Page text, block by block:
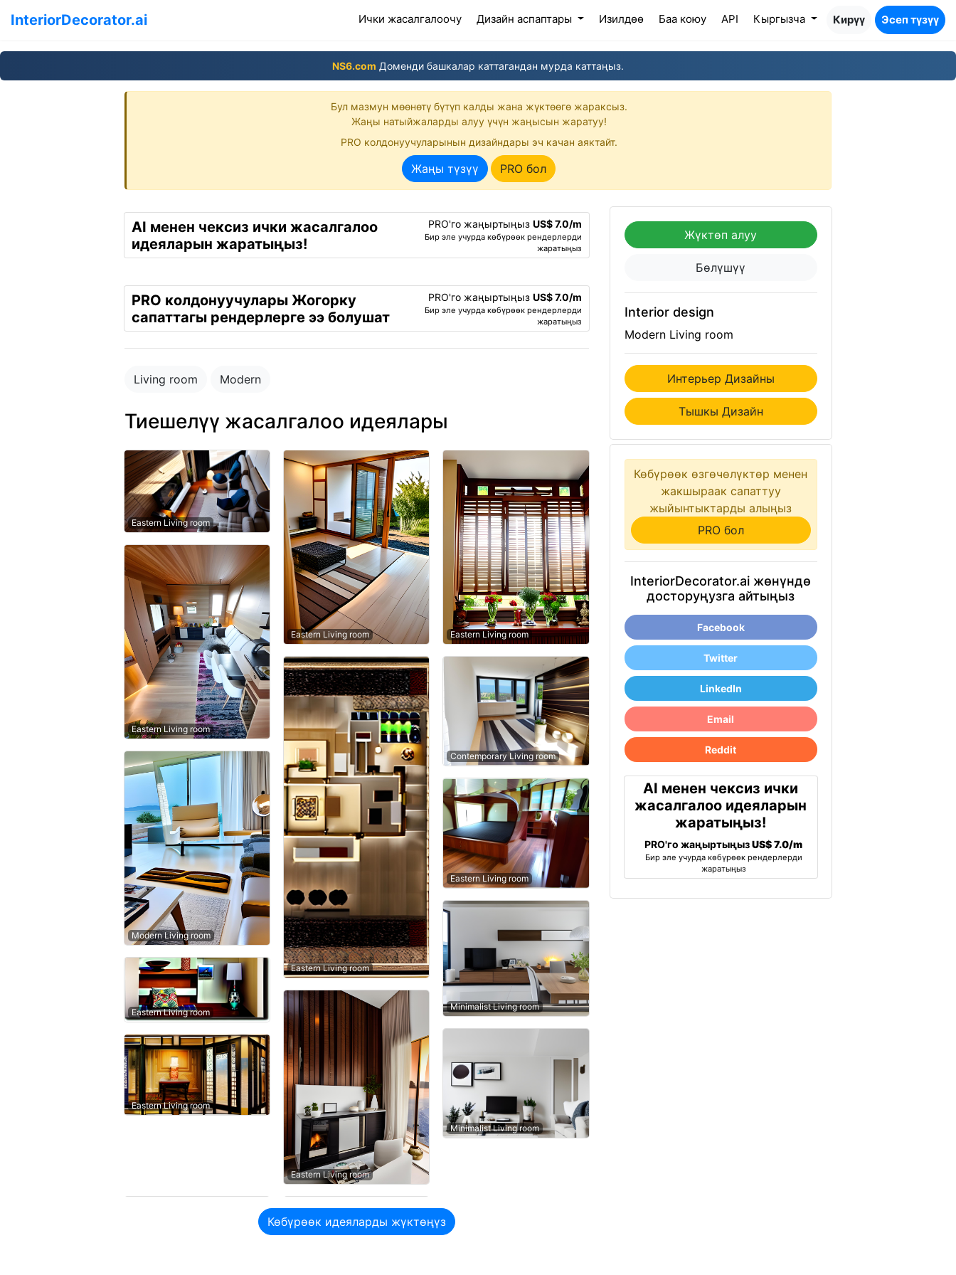
InteriorDecorator.ai Ички жасалгалоочу(current)
Дизайн аспаптары Изилдөө Баа коюу API Кыргызча Кирүү Эсеп түзүү
NS6.com Доменди башкалар каттагандан мурда каттаңыз.
Бул мазмун мөөнөтү бүтүп калды жана жүктөөгө жараксыз.
Жаңы натыйжаларды алуу үчүн жаңысын жаратуу!
PRO колдонуучуларынын дизайндары эч качан аяктайт.
Жаңы түзүү PRO бол
AI менен чексиз ички жасалгалоо
идеяларын жаратыңыз!
PRO'го жаңыртыңыз US$ 7.0/m
Бир эле учурда көбүрөөк рендерлерди
жаратыңыз
PRO колдонуучулары Жогорку
сапаттагы рендерлерге ээ болушат
PRO'го жаңыртыңыз US$ 7.0/m
Бир эле учурда көбүрөөк рендерлерди
жаратыңыз
Living room Modern
Тиешелүү жасалгалоо идеялары
Eastern Living room
Eastern Living room
Modern Living room
Eastern Living room
Eastern Living room
Eastern Living room
Eastern Living room
Eastern Living room
Eastern Living room
Contemporary Living room
Eastern Living room
Minimalist Living room
Minimalist Living room
Көбүрөөк идеяларды жүктөңүз
Жүктөп алуу
Бөлүшүү
Interior design
Modern Living room
Интерьер Дизайны
Тышкы Дизайн
Көбүрөөк өзгөчөлүктөр менен
жакшыраак сапаттуу
жыйынтыктарды алыңыз
PRO бол
InteriorDecorator.ai жөнүндө
досторуңузга айтыңыз
Facebook
Twitter
LinkedIn
Email
Reddit
AI менен чексиз ички
жасалгалоо идеяларын
жаратыңыз!
PRO'го жаңыртыңызUS$ 7.0/m
Бир эле учурда көбүрөөк рендерлерди
жаратыңыз